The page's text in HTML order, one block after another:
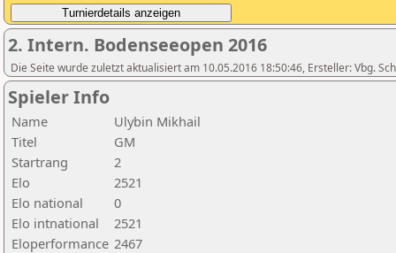
2. Intern. Bodenseeopen 2016
Die Seite wurde zuletzt aktualisiert am 10.05.2016 18:50:46, Ersteller: Vbg.
Spieler Info
Name
Ulybin Mikhail
Titel
GM
Startrang
2
Elo
2521
Elo national
0
Elo intnational
2521
Eloperformance 2467